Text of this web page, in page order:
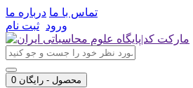
تماس با ما درباره ما
ورود ثبت نام
0 محصول - رایگان